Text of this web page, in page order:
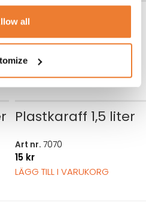
all
Vattenglas
Art nr.8100
4kr
Plastkaraff 1,5 liter
Art nr. 7070
15 kr
LÄGG TILL I VARUKORG